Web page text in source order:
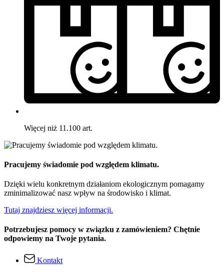
Więcej niż 11.100 art.
Pracujemy świadomie pod względem klimatu.
Dzięki wielu konkretnym działaniom ekologicznym pomagamy
zminimalizować nasz wpływ na środowisko i klimat.
Tutaj znajdziesz więcej informacji.
Potrzebujesz pomocy w związku z zamówieniem? Chętnie
odpowiemy na Twoje pytania.
Kontakt